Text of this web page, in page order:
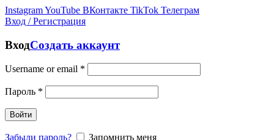
InstagramYouTube ВКонтакте TikTok Телеграм
Вход / Регистрация
ВходСоздать аккаунт
Username or email *
Пароль *
Войти
Забыли пароль?
Запомнить меня